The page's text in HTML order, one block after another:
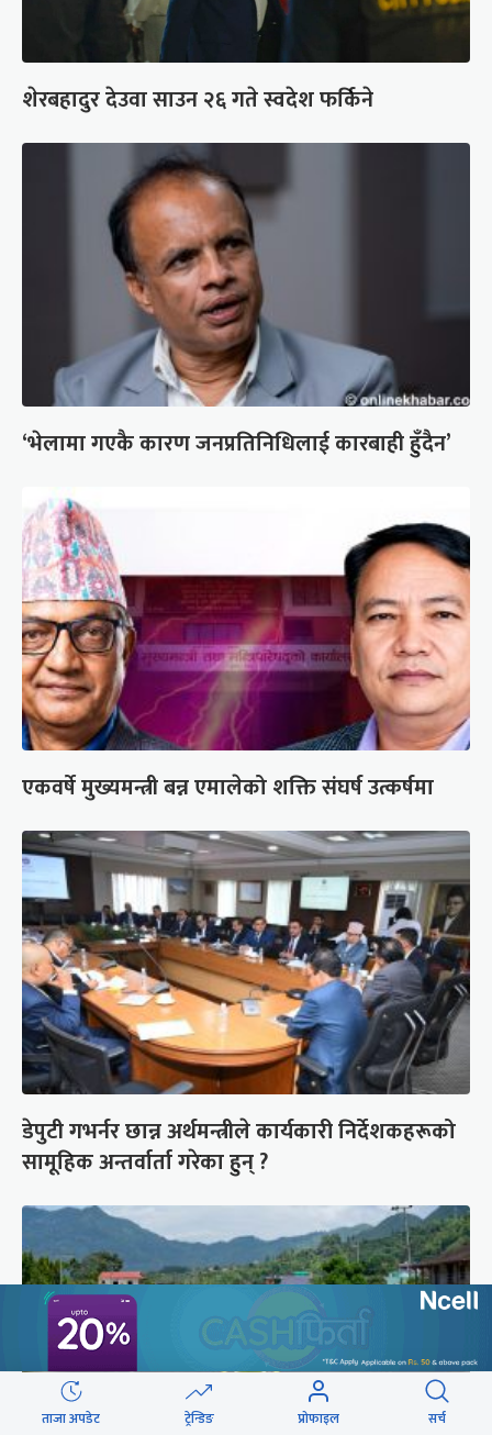
शेरबहादुर देउवा साउन २६ गते स्वदेश फर्किने
‘भेलामा गएकै कारण जनप्रतिनिधिलाई कारबाही हुँदैन’
एकवर्षे मुख्यमन्त्री बन्न एमालेको शक्ति संघर्ष उत्कर्षमा
डेपुटी गभर्नर छान्न अर्थमन्त्रीले कार्यकारी निर्देशकहरूको
सामूहिक अन्तर्वार्ता गरेका हुन् ?
ताजा अपडेट ट्रेन्डिङ प्रोफाइल सर्च